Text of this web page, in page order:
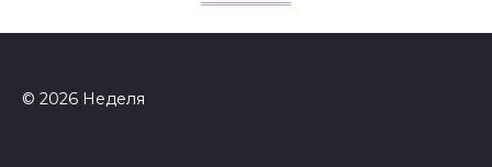
© 2026 Неделя